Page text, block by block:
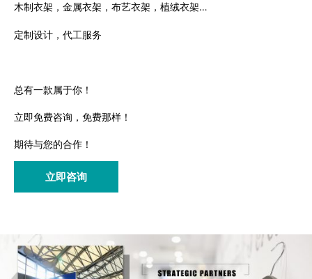
木制衣架，金属衣架，布艺衣架，植绒衣架…
定制设计，代工服务
总有一款属于你！
立即免费咨询，免费那样！
期待与您的合作！
立即咨询